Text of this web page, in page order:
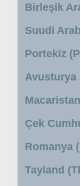
Birleşik
Suudi
Portekiz
Avusturya
Çek
Romanya
Tayland